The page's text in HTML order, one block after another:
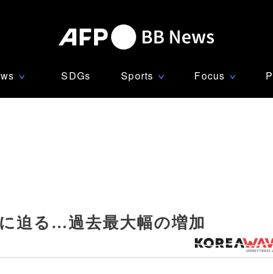
∨ SDGs Sports ∨ Focus ∨
迫る…過去最大幅の増加